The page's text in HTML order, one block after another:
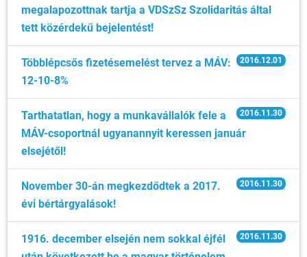
megalapozottnak tartja a VDSzSz Szolidaritás által
tett közérdekű bejelentést!
2016.12.01
Többlépcsős fizetésemelést tervez a MÁV:
12-10-8%
2016.11.30
Tarthatatlan, hogy a munkavállalók fele a
MÁV-csoportnál ugyanannyit keressen január
elsejétől!
2016.11.30
November 30-án megkezdődtek a 2017.
évi bértárgyalások!
2016.11.30
1916. december elsején nem sokkal éjfél